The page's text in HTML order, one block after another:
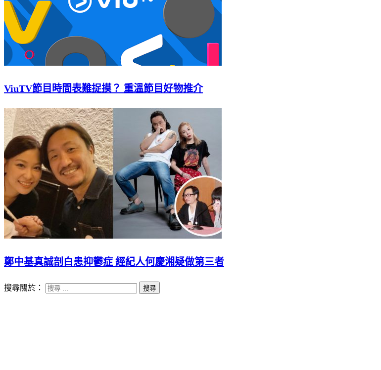
ViuTV節目時間表難捉摸？ 重溫節目好物推介
鄭中基真誠剖白患抑鬱症 經紀人何慶湘疑做第三者
搜尋關於：